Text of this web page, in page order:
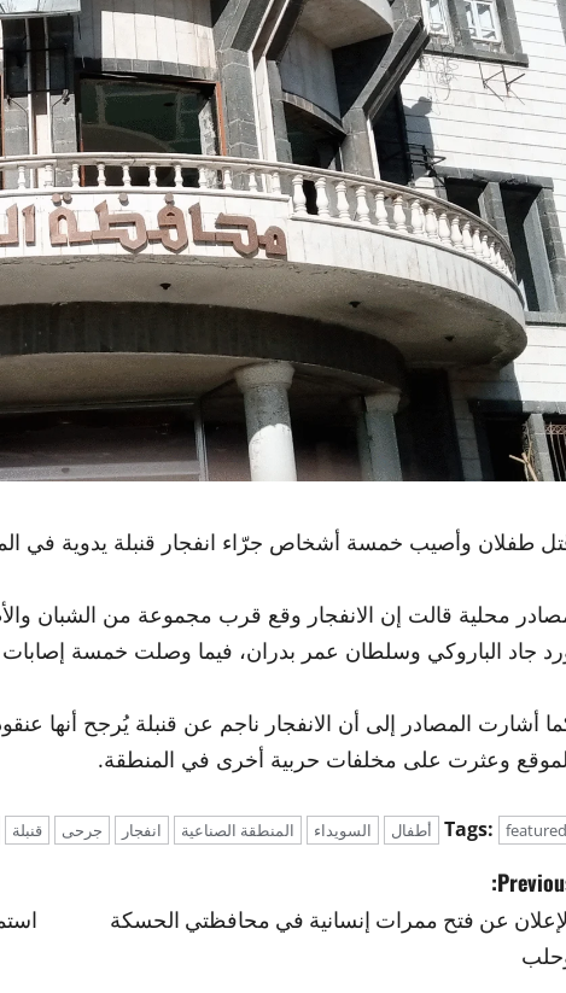
طفلان وأصيب خمسة أشخاص جرّاء انفجار قنبلة يدوية في
محلية قالت إن الانفجار وقع قرب مجموعة من الشبان
جاد الباروكي وسلطان عمر بدران، فيما وصلت خمسة
أشارت المصادر إلى أن الانفجار ناجم عن قنبلة يُرجح أنها
وعثرت على مخلفات حربية أخرى في المنطقة.
Tags: featured أطفال السويداء المنطقة الصناعية انفجار جرحى قنبلة
عن فتح ممرات إنسانية في محافظتي الحسكة